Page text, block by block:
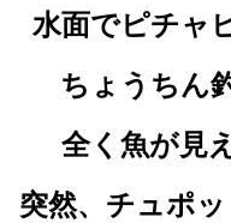
水面でピチャ
ちょうちん
全く魚が見
突然、チュポ